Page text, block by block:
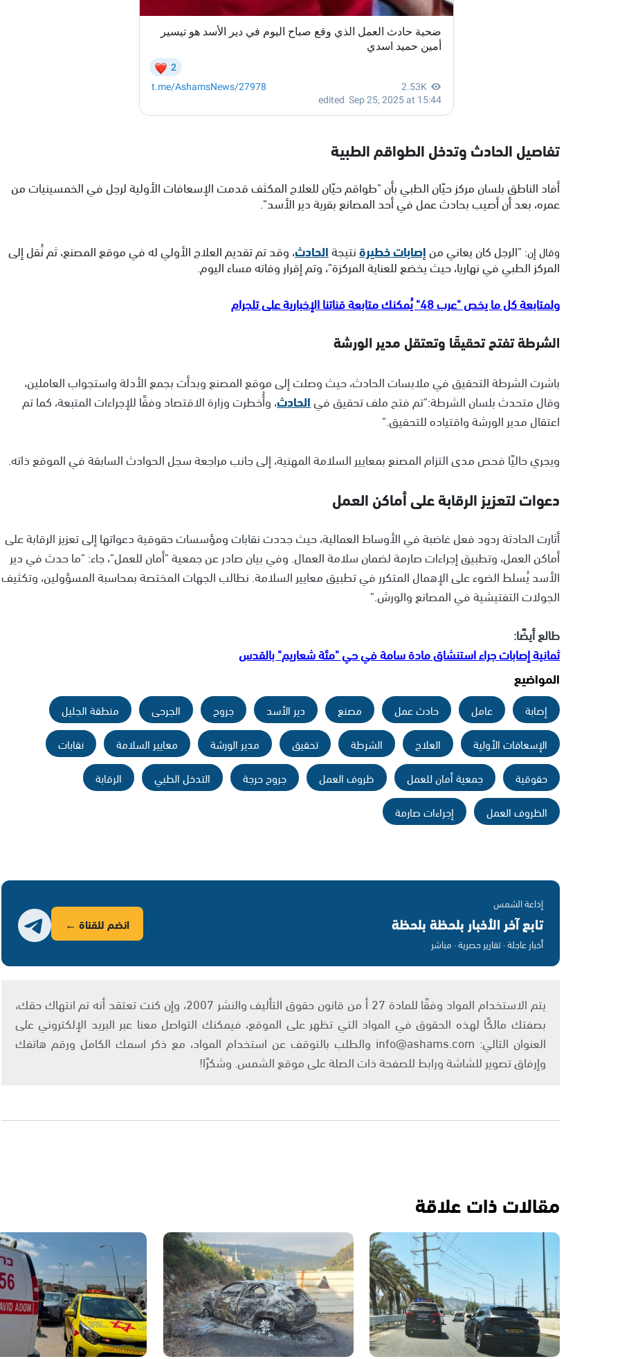
تفاصيل الحادث وتدخل الطواقم الطبية
أفاد الناطق بلسان مركز حيّان الطبي بأن "طواقم حيّان للعلاج المكثف قدمت الإسعافات الأولية لرجل في الخمسينيات من
عمره، بعد أن أصيب بحادث عمل في أحد المصانع بقرية دير الأسد".
وقال إن: "الرجل كان يعاني منإصابات خطيرةنتيجةالحادث، وقد تم تقديم العلاج الأولي له في موقع المصنع، ثم نُقل إلى
المركز الطبي في نهاريا، حيث يخضع للعناية المركزة"، وتم إقرار وفاته مساء اليوم.
ولمتابعة كل ما يخص "عرب 48" يُمكنك متابعة قناتنا الإخبارية على تلجرام
الشرطة تفتح تحقيقًا وتعتقل مدير الورشة
باشرت الشرطة التحقيق في ملابسات الحادث، حيث وصلت إلى موقع المصنع وبدأت بجمع الأدلة واستجواب العاملين،
وقال متحدث بلسان الشرطة:"تم فتح ملف تحقيق فيالحادث، وأُخطرت وزارة الاقتصاد وفقًا للإجراءات المتبعة، كما تم
اعتقال مدير الورشة واقتياده للتحقيق."
ويجري حاليًا فحص مدى التزام المصنع بمعايير السلامة المهنية، إلى جانب مراجعة سجل الحوادث السابقة في الموقع ذاته.
دعوات لتعزيز الرقابة على أماكن العمل
أثارت الحادثة ردود فعل غاضبة في الأوساط العمالية، حيث جددت نقابات ومؤسسات حقوقية دعواتها إلى تعزيز الرقابة على
أماكن العمل، وتطبيق إجراءات صارمة لضمان سلامة العمال. وفي بيان صادر عن جمعية "أمان للعمل"، جاء:"ما حدث في دير
الأسد يُسلط الضوء على الإهمال المتكرر في تطبيق معايير السلامة. نطالب الجهات المختصة بمحاسبة المسؤولين، وتكثيف
الجولات التفتيشية في المصانع والورش."
طالع أيضًا:
ثمانية إصابات جراء استنشاق مادة سامة في حي "مئة شعاريم" بالقدس
المواضيع
إصابة عامل حادث عمل مصنع دير الأسد جروح الجرحى
منطقة الجليل
الإسعافات الأولية
العلاج الشرطة تحقيق مدير الورشة معايير السلامة
نقابات
حقوقية
جمعية أمان للعمل ظروف العمل جروح حرجة التدخل الطبي
الرقابة
الظروف العمل
إجراءات صارمة
إذاعة الشمس
تابع آخر الأخبار بلحظة بلحظة
أخبار عاجلة · تقارير حصرية · مباشر
انضم للقناة ←
يتم الاستخدام المواد وفقًا للمادة 27 أ من قانون حقوق التأليف والنشر 2007، وإن كنت تعتقد أنه تم انتهاك حقك،
بصفتك مالكًا لهذه الحقوق في المواد التي تظهر على الموقع، فيمكنك التواصل معنا عبر البريد الإلكتروني على
العنوان التالي: info@ashams.com والطلب بالتوقف عن استخدام المواد، مع ذكر اسمك الكامل ورقم هاتفك
وإرفاق تصوير للشاشة ورابط للصفحة ذات الصلة على موقع الشمس. وشكرًا!
مقالات ذات علاقة